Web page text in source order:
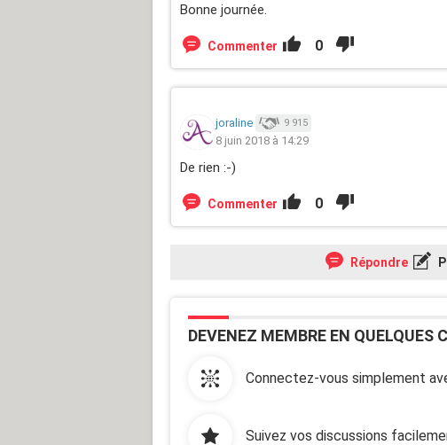
Bonne journée.
Commenter 0
joraline 9 915
8 juin 2018 à 14:29
De rien :-)
Commenter 0
Répondre
DEVENEZ MEMBRE EN QUELQUES
Connectez-vous simplement
Suivez vos discussions